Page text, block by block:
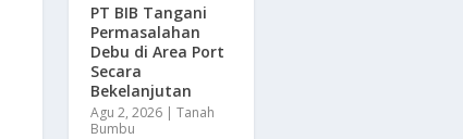
PT BIB Tangani
Permasalahan
Debu di Area Port
Secara
Bekelanjutan
Agu 2, 2026| Tanah
Bumbu